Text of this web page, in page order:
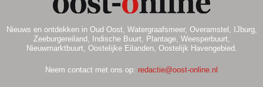
Nieuws en ontdekken in Oud Oost, Watergraafsmeer, Overamstel, IJburg,
Zeeburgereiland, Indische Buurt, Plantage, Weesperbuurt,
Nieuwmarktbuurt, Oostelijke Eilanden, Oostelijk Havengebied.
Neem contact met ons op: redactie@oost-online.nl